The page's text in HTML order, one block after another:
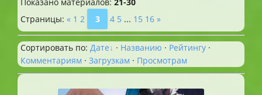
Страницы: « 1 2 3 4 5 ... 15 16 »
Сортировать по: Дате · Названию · Рейтингу ·
Комментариям · Загрузкам · Просмотрам